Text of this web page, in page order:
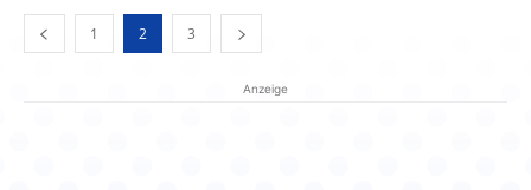
1 2 3
Anzeige